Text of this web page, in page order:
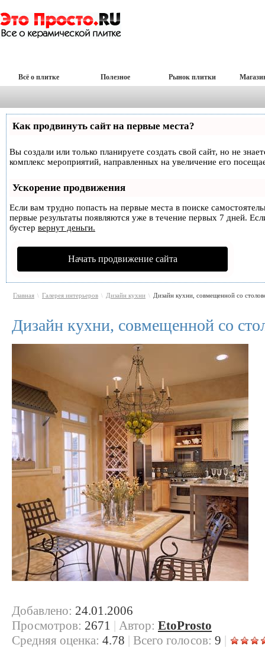
Всё о плитке Полезное Рынок плитки
Как продвинуть сайт на первые места?
Вы создали или только планируете создать свой сайт, но не
комплекс мероприятий, направленных на увеличение его
Ускорение продвижения
Если вам трудно попасть на первые места в поиске
первые результаты появляются уже в течение первых 7 дней.
бустер вернут деньги.
Начать продвижение сайта
Главная \ Галерея интерьеров \ Дизайн кухни \ Дизайн кухни, совмещенной со
Дизайн кухни, совмещенной со
Добавлено: 24.01.2006
Просмотров: 2671 | Автор: EtoProsto
Cредняя оценка: 4.78 | Всего голосов: 9 |